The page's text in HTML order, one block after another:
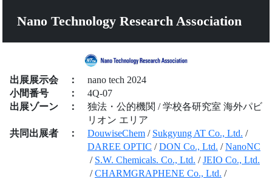
Nano Technology Research Association
出展展示会 ： nano tech 2024
小間番号
： 4Q-07
出展ゾーン ： 独法・公的機関 / 学校各研究室 海外パビ
リオン エリア
共同出展者 ： DouwiseChem / Sukgyung AT Co., Ltd. /
DAREE OPTIC /DON Co., Ltd. /NanoNC
/ S.W. Chemicals. Co., Ltd. /JEIO Co., Ltd.
/CHARMGRAPHENE Co., Ltd. /